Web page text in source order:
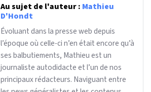
Au sujet de l'auteur : Mathieu
D'Hondt
Évoluant dans la presse web depuis
l’époque où celle-ci n’en était encore qu’à
ses balbutiements, Mathieu est un
journaliste autodidacte et l’un de nos
principaux rédacteurs. Naviguant entre